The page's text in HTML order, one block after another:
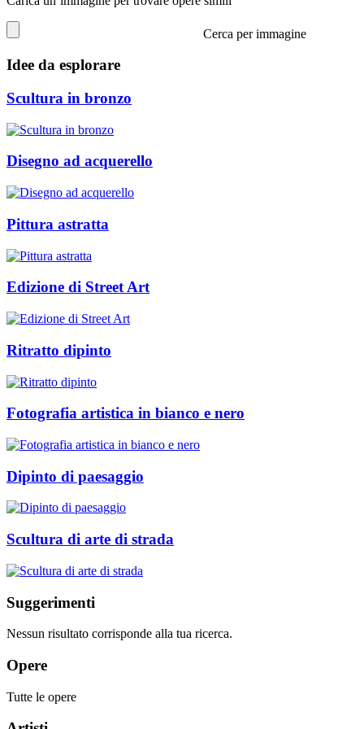
Cerca per immagine
Idee da esplorare
Scultura in bronzo
Disegno ad acquerello
Pittura astratta
Edizione di Street Art
Ritratto dipinto
Fotografia artistica in bianco e nero
Dipinto di paesaggio
Scultura di arte di strada
Suggerimenti
Nessun risultato corrisponde alla tua ricerca.
Opere
Tutte le opere